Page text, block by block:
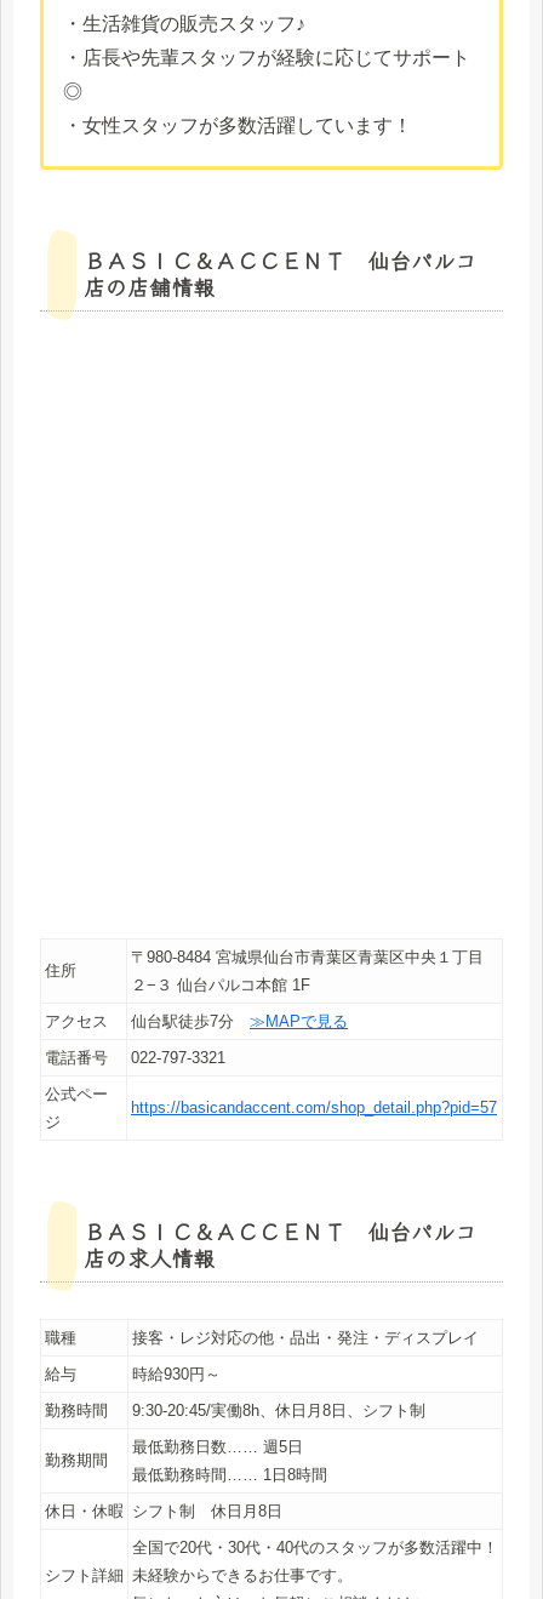
・生活雑貨の販売スタッフ♪
・店長や先輩スタッフが経験に応じてサポート
◎
・女性スタッフが多数活躍しています！
ＢＡＳＩＣ＆ＡＣＣＥＮＴ 仙台パルコ
店の店舗情報
住所
〒980-8484 宮城県仙台市青葉区青葉区中央１丁目
２−３ 仙台パルコ本館 1F
アクセス
仙台駅徒歩7分 ≫MAPで見る
電話番号
022-797-3321
公式ペー
ジ
https://basicandaccent.com/shop_detail.php?pid=57
ＢＡＳＩＣ＆ＡＣＣＥＮＴ 仙台パルコ
店の求人情報
職種
接客・レジ対応の他・品出・発注・ディスプレイ
給与
時給930円～
勤務時間
9:30-20:45/実働8h、休日月8日、シフト制
勤務期間
最低勤務日数…… 週5日
最低勤務時間…… 1日8時間
休日・休暇 シフト制 休日月8日
シフト詳細
全国で20代・30代・40代のスタッフが多数活躍中！
未経験からできるお仕事です。